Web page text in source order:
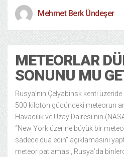
Mehmet Berk Ündeşer
METEORLAR
SONUNU MU
Rusya’nın Çelyabinsk kenti
500 kiloton gücündeki meteorun
Havacılık ve Uzay Dairesi’nin
“New York üzerine büyük bir
sadece dua edin” açıklamasını
meteor patlaması, Rusya’da